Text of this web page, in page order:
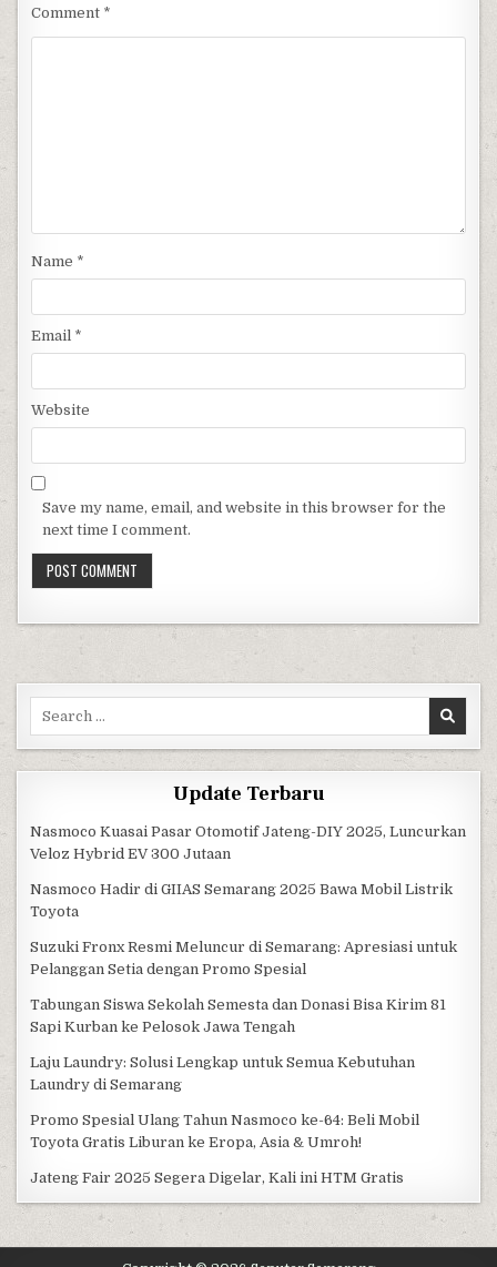
Comment *
Name *
Email *
Website
Save my name, email, and website in this browser for the
next time I comment.
Search for:
Update Terbaru
Nasmoco Kuasai Pasar Otomotif Jateng-DIY 2025, Luncurkan
Veloz Hybrid EV 300 Jutaan
Nasmoco Hadir di GIIAS Semarang 2025 Bawa Mobil Listrik
Toyota
Suzuki Fronx Resmi Meluncur di Semarang: Apresiasi untuk
Pelanggan Setia dengan Promo Spesial
Tabungan Siswa Sekolah Semesta dan Donasi Bisa Kirim 81
Sapi Kurban ke Pelosok Jawa Tengah
Laju Laundry: Solusi Lengkap untuk Semua Kebutuhan
Laundry di Semarang
Promo Spesial Ulang Tahun Nasmoco ke-64: Beli Mobil
Toyota Gratis Liburan ke Eropa, Asia & Umroh!
Jateng Fair 2025 Segera Digelar, Kali ini HTM Gratis